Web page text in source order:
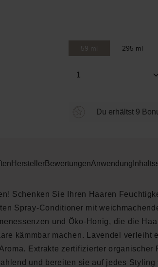
59 ml 295 ml
Produkt
Du erhältst 9
HerstellerBewertungenAnwendung
Schenken Sie Ihren Haaren
Spray-Conditioner mit
und Öko-Honig, die die
kämmbar machen. Lavendel verleiht
Extrakte zertifizierter organischer
und bereiten sie auf jedes Styling